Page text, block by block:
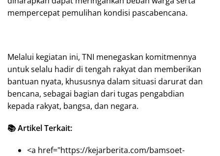
mempercepat pemulihan kondisi pascabencana.
Melalui kegiatan ini, TNI menegaskan komitmennya
untuk selalu hadir di tengah rakyat dan memberikan
bantuan nyata, khususnya dalam situasi darurat dan
bencana, sebagai bagian dari tugas pengabdian
kepada rakyat, bangsa, dan negara.
📚 Artikel Terkait:
<a href="https://kejarberita.com/bamsoet-